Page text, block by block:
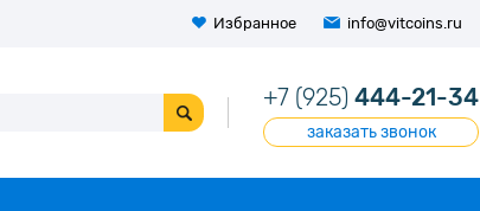
Избранное info@vitcoins.ru
+7 (925) 444-21-34
заказать звонок